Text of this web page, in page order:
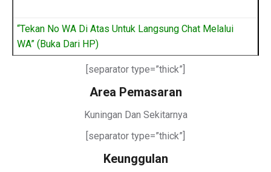
“Tekan No WA Di Atas Untuk Langsung Chat Melalui
WA” (Buka Dari HP)
[separator type=”thick”]
Area Pemasaran
Kuningan Dan Sekitarnya
[separator type=”thick”]
Keunggulan